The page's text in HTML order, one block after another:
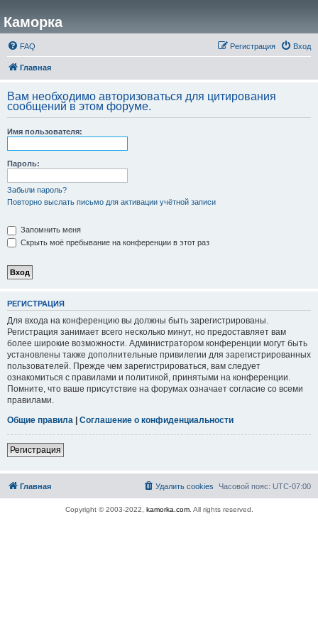
Каморка
FAQ Вход
Регистрация
Главная
Вам необходимо авторизоваться для цитирования
сообщений в этом форуме.
Имя пользователя:
Пароль:
Забыли пароль?
Повторно выслать письмо для активации учётной записи
Запомнить меня
Скрыть моё пребывание на конференции в этот раз
РЕГИСТРАЦИЯ
Для входа на конференцию вы должны быть зарегистрированы.
Регистрация занимает всего несколько минут, но предоставляет вам
более широкие возможности. Администратором конференции могут быть
установлены также дополнительные привилегии для зарегистрированных
пользователей. Прежде чем зарегистрироваться, вам следует
ознакомиться с правилами и политикой, принятыми на конференции.
Помните, что ваше присутствие на форумах означает согласие со всеми
правилами.
Общие правила | Соглашение о конфиденциальности
Регистрация
Главная Часовой пояс: UTC-07:00
Удалить cookies
Copyright © 2003-2022, kamorka.com. All rights reserved.